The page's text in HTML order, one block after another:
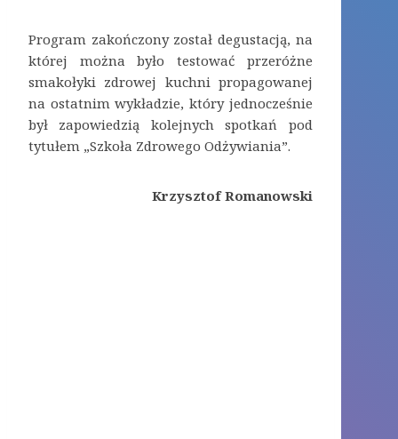
Program zakończony został degustacją, na
której można było testować przeróżne
smakołyki zdrowej kuchni propagowanej
na ostatnim wykładzie, który jednocześnie
był zapowiedzią kolejnych spotkań pod
tytułem „Szkoła Zdrowego Odżywiania”.
Krzysztof Romanowski